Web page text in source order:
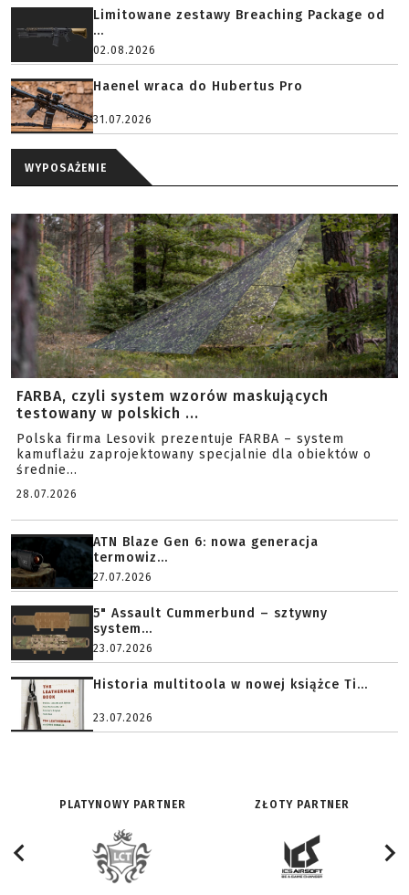
Limitowane zestawy Breaching Package od
...
02.08.2026
Haenel wraca do Hubertus Pro
31.07.2026
WYPOSAŻENIE
FARBA, czyli system wzorów maskujących
testowany w polskich ...
Polska firma Lesovik prezentuje FARBA – system
kamuflażu zaprojektowany specjalnie dla obiektów o
średnie...
28.07.2026
ATN Blaze Gen 6: nowa generacja
termowiz...
27.07.2026
5" Assault Cummerbund – sztywny
system...
23.07.2026
Historia multitoola w nowej książce Ti...
23.07.2026
PLATYNOWY PARTNER ZŁOTY PARTNER